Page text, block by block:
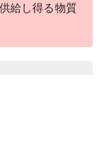
給し得る物質